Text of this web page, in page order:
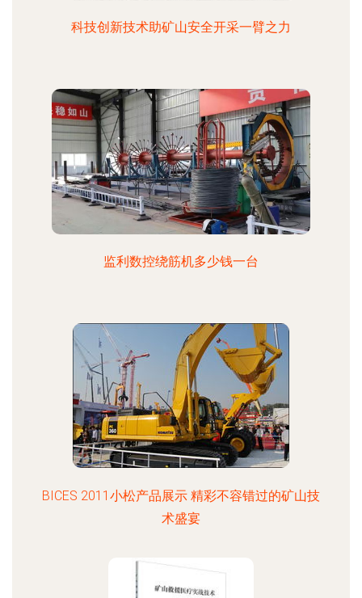
科技创新技术助矿山安全开采一臂之力
监利数控绕筋机多少钱一台
BICES 2011小松产品展示 精彩不容错过的矿山技
术盛宴